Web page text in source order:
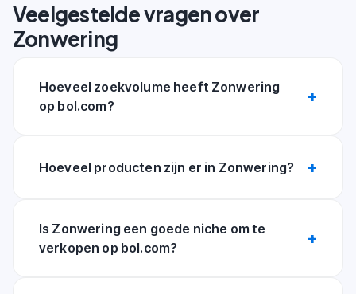
Veelgestelde vragen over
Zonwering
Hoeveel zoekvolume heeft Zonwering
op bol.com?
Hoeveel producten zijn er in Zonwering?
Is Zonwering een goede niche om te
verkopen op bol.com?